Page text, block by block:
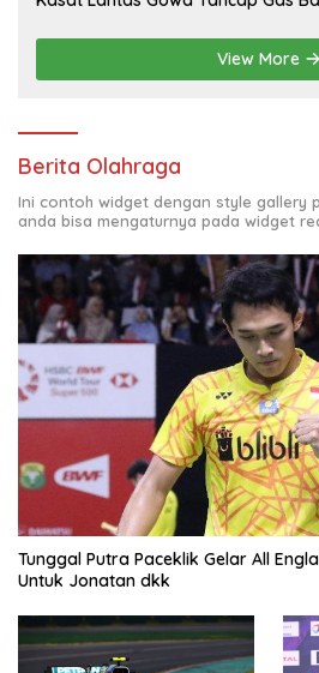
View More
Berita Olahraga
Ini contoh widget dengan style gallery
anda bisa mengaturnya pada widget
Tunggal Putra Paceklik Gelar All
Untuk Jonatan dkk